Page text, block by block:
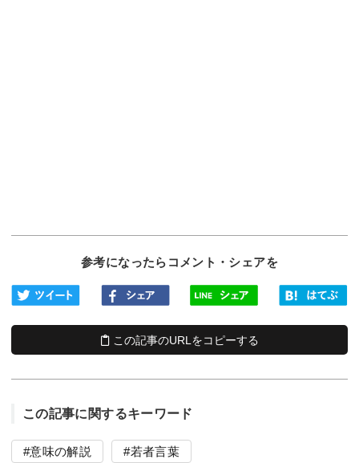
参考になったらコメント・シェアを
この記事のURLをコピーする
この記事に関するキーワード
意味の解説 若者言葉